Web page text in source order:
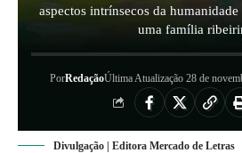
aspectos intrínsecos da
uma família
PorRedaçãoÚltima Atualização 28 de
Divulgação | Editora Mercado de Letras